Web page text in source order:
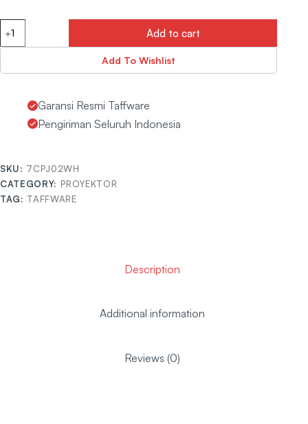
Add to cart
Add To Wishlist
Garansi Resmi Taffware
Pengiriman Seluruh Indonesia
SKU: 7CPJ02WH
CATEGORY: PROYEKTOR
TAG: TAFFWARE
Description
Additional information
Reviews (0)